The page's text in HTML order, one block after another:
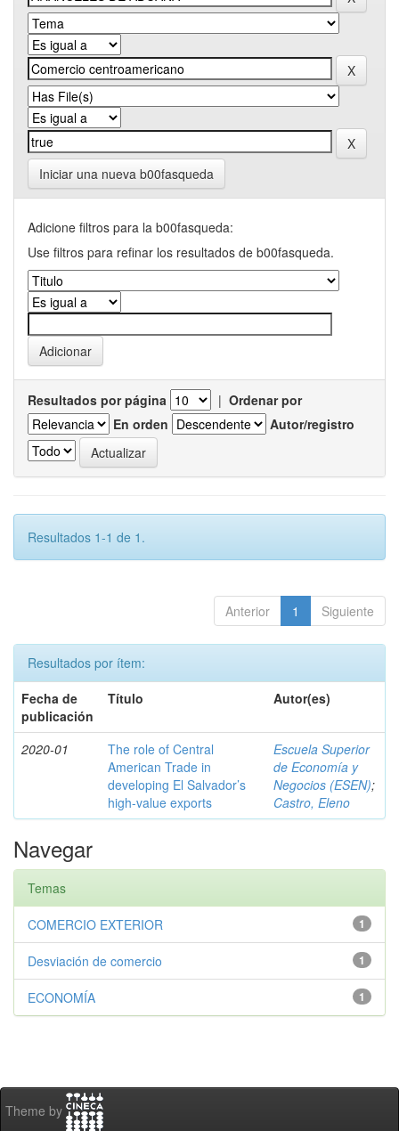
Iniciar una nueva b00fasqueda
Adicione filtros para la b00fasqueda:
Use filtros para refinar los resultados de b00fasqueda.
Resultados por página | Ordenar por
En orden
Autor/registro
Resultados 1-1 de 1.
Anterior 1 Siguiente
Resultados por ítem:
Fecha de
publicación
Título Autor(es)
2020-01
The role of Central
American Trade in
developing El Salvador’s
high-value exports
Escuela Superior
de Economía y
Negocios (ESEN);
Castro, Eleno
Navegar
Temas
1
COMERCIO EXTERIOR
1
Desviación de comercio
1
ECONOMÍA
Theme by